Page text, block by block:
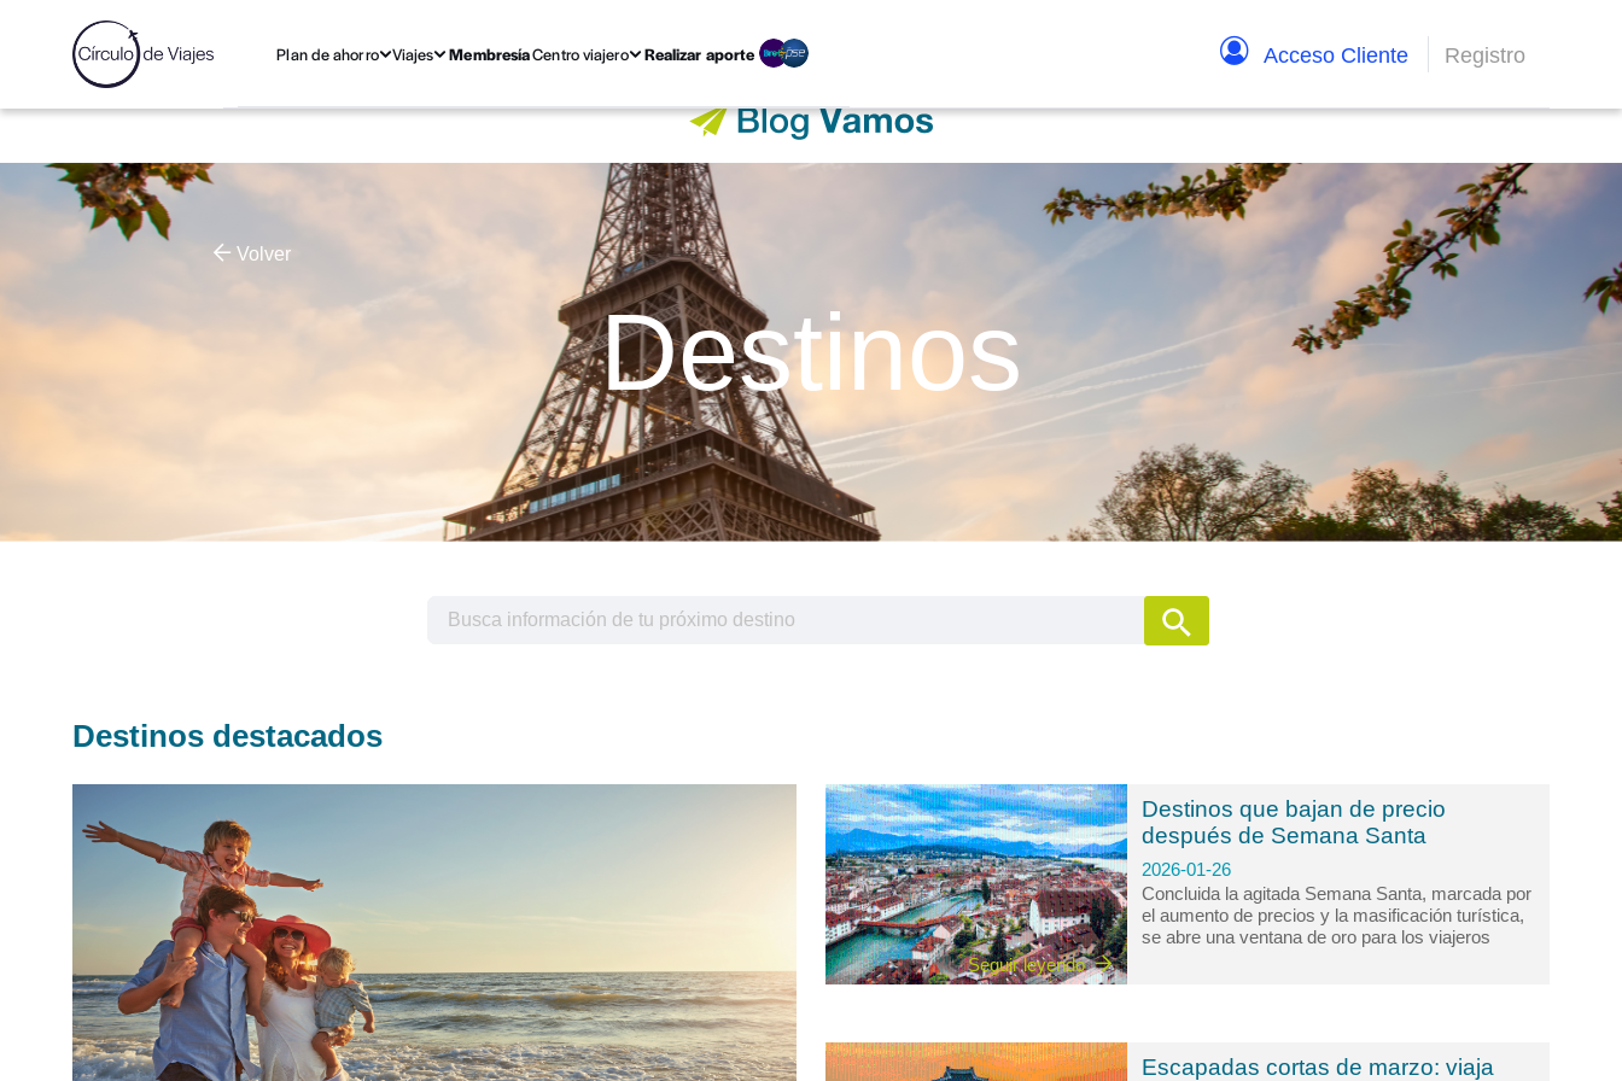
Plan de ahorro Viajes MembresíaCentro viajero Realizar aporte Acceso Cliente Registro
Volver
Destinos
Destinos destacados
Seguir leyendo
Destinos que bajan de precio
después de Semana Santa
2026-01-26
Concluida la agitada Semana Santa, marcada por
el aumento de precios y la masificación turística,
se abre una ventana de oro para los viajeros
este periodo, que abarca principalmente los
Escapadas cortas de marzo: viaja